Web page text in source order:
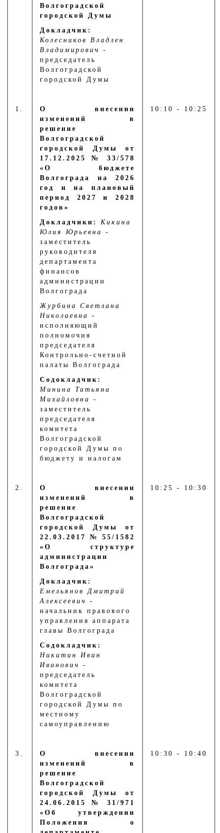
Волгоградской
городской Думы
Докладчик:
Колесников Владлен
Владимирович
-
председатель
Волгоградской
городской Думы
1.
О внесении
изменений в
решение
Волгоградской
городской Думы от
17.12.2025 № 33/578
«О бюджете
Волгограда на 2026
год и на плановый
период 2027 и 2028
годов»
Докладчики: Кикина
Юлия Юрьевна
-
заместитель
руководителя
департамента
финансов
администрации
Волгограда
Журбина Светлана
Николаевна
-
исполняющий
полномочия
председателя
Контрольно-счетной
палаты Волгограда
Содокладчик:
Минина Татьяна
Михайловна
-
заместитель
председателя
комитета
Волгоградской
городской Думы по
бюджету и налогам
10:10 - 10:25
2.
О внесении
изменений в
решение
Волгоградской
городской Думы от
22.03.2017 № 55/1582
«О структуре
администрации
Волгограда»
Докладчик:
Емельянов Дмитрий
Алексеевич
-
начальник правового
управления аппарата
главы Волгограда
Содокладчик:
Никитин Иван
Иванович
-
председатель
комитета
Волгоградской
городской Думы по
местному
самоуправлению
10:25 - 10:30
3.
О внесении
изменений в
решение
Волгоградской
городской Думы от
24.06.2015 № 31/971
«Об утверждении
Положения о
10:30 - 10:40